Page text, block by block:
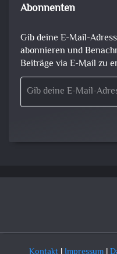
Abonnenten
Gib deine E-Mail-
abonnieren und
Beiträge via E-Mail zu
Gib deine E-Mail-Adresse ein ...